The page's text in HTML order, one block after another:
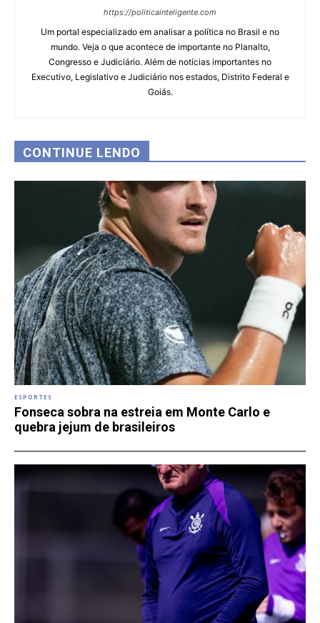
https://politicainteligente.com
Um portal especializado em analisar a política no Brasil e no
mundo. Veja o que acontece de importante no Planalto,
Congresso e Judiciário. Além de notícias importantes no
Executivo, Legislativo e Judiciário nos estados, Distrito Federal e
Goiás.
CONTINUE LENDO
ESPORTES
Fonseca sobra na estreia em Monte Carlo e
quebra jejum de brasileiros